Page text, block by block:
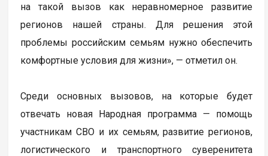
на такой вызов как неравномерное развитие
регионов нашей страны. Для решения этой
проблемы российским семьям нужно обеспечить
комфортные условия для жизни», — отметил он.
Среди основных вызовов, на которые будет
отвечать новая Народная программа — помощь
участникам СВО и их семьям, развитие регионов,
логистического и транспортного суверенитета